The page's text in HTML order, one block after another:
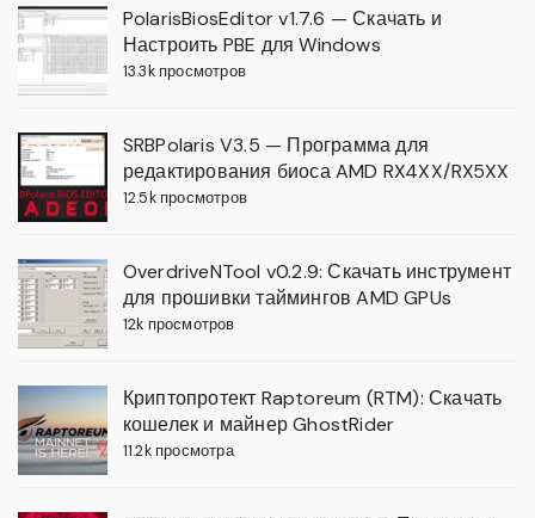
PolarisBiosEditor v1.7.6 — Скачать и
Настроить PBE для Windows
13.3k просмотров
SRBPolaris V3.5 — Программа для
редактирования биоса AMD RX4XX/RX5XX
12.5k просмотров
OverdriveNTool v0.2.9: Скачать инструмент
для прошивки таймингов AMD GPUs
12k просмотров
Криптопротект Raptoreum (RTM): Скачать
кошелек и майнер GhostRider
11.2k просмотра